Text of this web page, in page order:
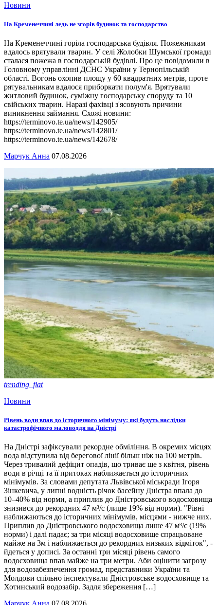
Новини
На Кременеччині ледь не згорів будинок та господарство
На Кременеччині горіла господарська будівля. Пожежникам
вдалось врятували тварин. У селі Жолобки Шумської громади
сталася пожежа в господарській будівлі. Про це повідомили в
Головному управлінні ДСНС України у Тернопільській
області. Вогонь охопив площу у 60 квадратних метрів, проте
рятувальникам вдалося приборкати полум'я. Врятували
житловий будинок, суміжну господарську споруду та 10
свійських тварин. Наразі фахівці з'ясовують причини
виникнення займання. Схожі новини:
https://terminovo.te.ua/news/142905/
https://terminovo.te.ua/news/142801/
https://terminovo.te.ua/news/142678/
Марчук Анна 07.08.2026
trending_flat
Новини
Рівень води впав до історичного мінімуму: які будуть наслідки
катастрофічного маловоддя на Дністрі
На Дністрі зафіксували рекордне обміління. В окремих місцях
вода відступила від берегової лінії більш ніж на 100 метрів.
Через тривалий дефіцит опадів, що триває ще з квітня, рівень
води в річці та її притоках наближається до історичних
мінімумів. За словами депутата Львівської міськради Ігоря
Зінкевича, у липні водність річок басейну Дністра впала до
10–40% від норми, а приплив до Дністровського водосховища
знизився до рекордних 47 м³/с (лише 19% від норми). "Рівні
наближаються до історичних мінімумів, місцями - нижче них.
Приплив до Дністровського водосховища лише 47 м³/с (19%
норми) і далі падає; за три місяці водосховище спрацьоване
майже на 3м і наближається до рекордних низьких відміток", -
йдеться у дописі. За останні три місяці рівень самого
водосховища впав майже на три метри. Аби оцінити загрозу
для водозабезпечення громад, представники України та
Молдови спільно інспектували Дністровське водосховище та
Хотинський водозабір. Задля збереження […]